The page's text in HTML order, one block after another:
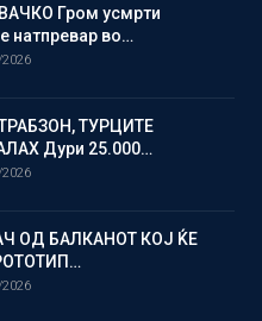
Гром усмрти
натпревар во…
ТУРЦИТЕ
Дури 25.000…
ОД БАЛКАНОТ КОЈ ЌЕ